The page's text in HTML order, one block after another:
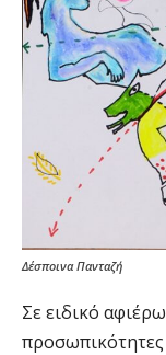
Δέσποινα Πανταζή
Σε ειδικό
προσωπικότητες